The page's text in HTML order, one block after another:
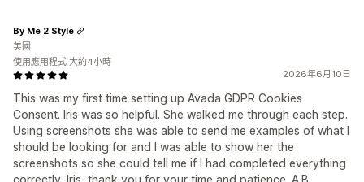
2026年6月10日
This was my first time setting up Avada GDPR Cookies
Consent. Iris was so helpful. She walked me through each step.
Using screenshots she was able to send me examples of what I
should be looking for and I was able to show her the
screenshots so she could tell me if I had completed everything
By Me 2 Style
美國
使用應用程式 大約4小時